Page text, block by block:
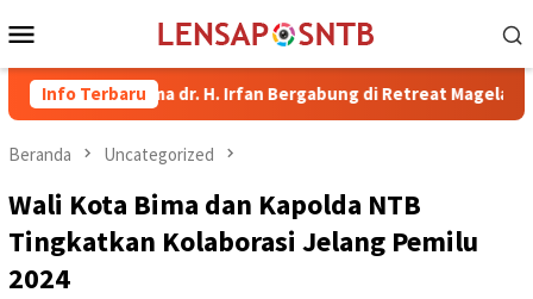
ke
Mobile
Info Terbaru
Bima dr. H. Irfan Bergabung di Retreat Magelang
Beranda Uncategorized
Wali Kota Bima dan Kapolda NTB
Tingkatkan Kolaborasi Jelang Pemilu
2024